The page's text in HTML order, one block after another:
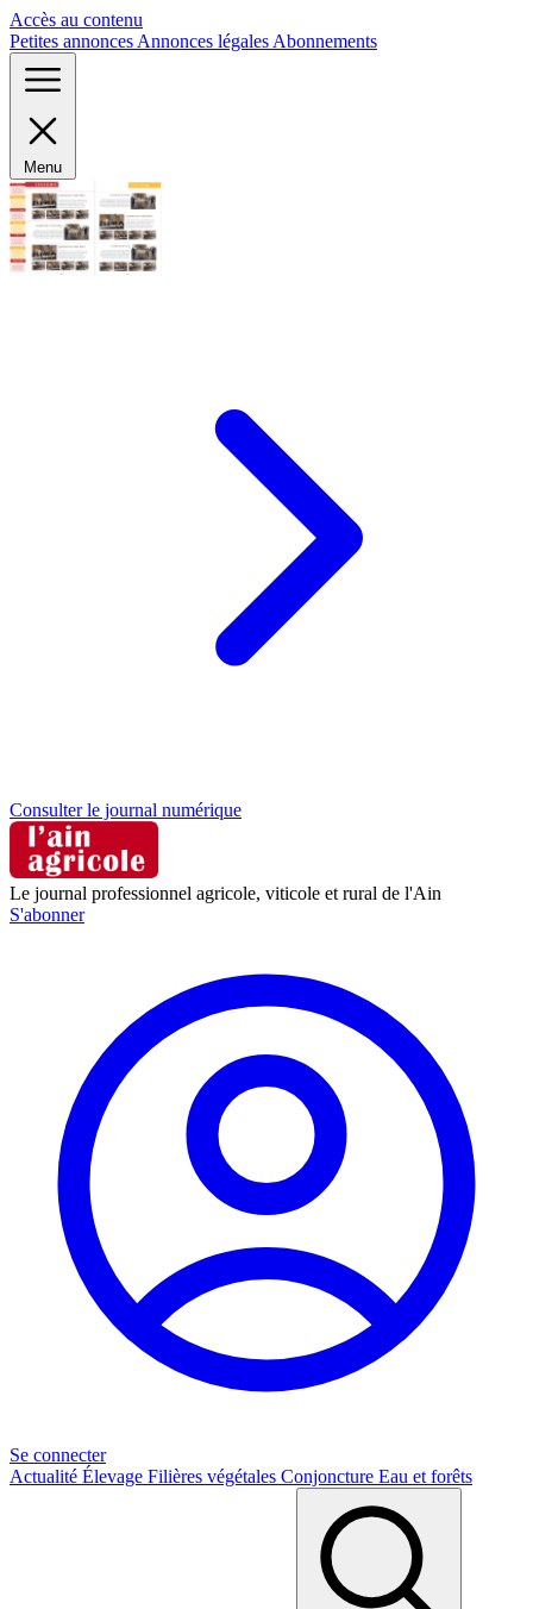
Accès au contenu
Petites annonces Annonces légales Abonnements
Menu
Consulter le journal numérique
Le journal professionnel agricole, viticole et rural de l'Ain
S'abonner
Se connecter
Actualité Élevage Filières végétales Conjoncture Eau et forêts
Panneau de gestion des cookies